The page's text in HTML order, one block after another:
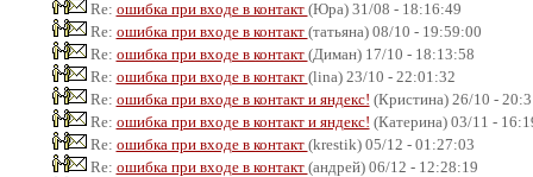
Re: ошибка при входе в контакт (Юра) 31/08 - 18:16:49
Re: ошибка при входе в контакт (татьяна) 08/10 - 19:59:00
Re: ошибка при входе в контакт (Диман) 17/10 - 18:13:58
Re: ошибка при входе в контакт (lina) 23/10 - 22:01:32
Re: ошибка при входе в контакт и яндекс! (Кристина) 26/10 -
Re: ошибка при входе в контакт и яндекс! (Катерина) 03/11 -
Re: ошибка при входе в контакт (krestik) 05/12 - 01:27:03
Re: ошибка при входе в контакт (андрей) 06/12 - 12:28:19